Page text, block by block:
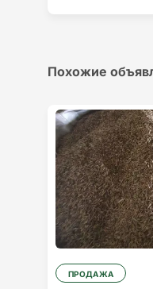
Похожие
ПРОДАЖА